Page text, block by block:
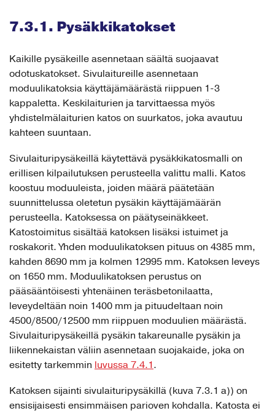
7.3.1. Pysäkkikatokset
Kaikille pysäkeille asennetaan säältä suojaavat
odotuskatokset. Sivulaitureille asennetaan
moduulikatoksia käyttäjämäärästä riippuen 1-3
kappaletta. Keskilaiturien ja tarvittaessa myös
yhdistelmälaiturien katos on suurkatos, joka avautuu
kahteen suuntaan.
Sivulaituripysäkeillä käytettävä pysäkkikatosmalli on
erillisen kilpailutuksen perusteella valittu malli. Katos
koostuu moduuleista, joiden määrä päätetään
suunnittelussa oletetun pysäkin käyttäjämäärän
perusteella. Katoksessa on päätyseinäkkeet.
Katostoimitus sisältää katoksen lisäksi istuimet ja
roskakorit. Yhden moduulikatoksen pituus on 4385 mm,
kahden 8690 mm ja kolmen 12995 mm. Katoksen leveys
on 1650 mm. Moduulikatoksen perustus on
pääsääntöisesti yhtenäinen teräsbetonilaatta,
leveydeltään noin 1400 mm ja pituudeltaan noin
4500/8500/12500 mm riippuen moduulien määrästä.
Sivulaituripysäkeillä pysäkin takareunalle pysäkin ja
liikennekaistan väliin asennetaan suojakaide, joka on
esitetty tarkemmin luvussa 7.4.1.
Katoksen sijainti sivulaituripysäkillä (kuva 7.3.1 a)) on
ensisijaisesti ensimmäisen parioven kohdalla. Katosta ei